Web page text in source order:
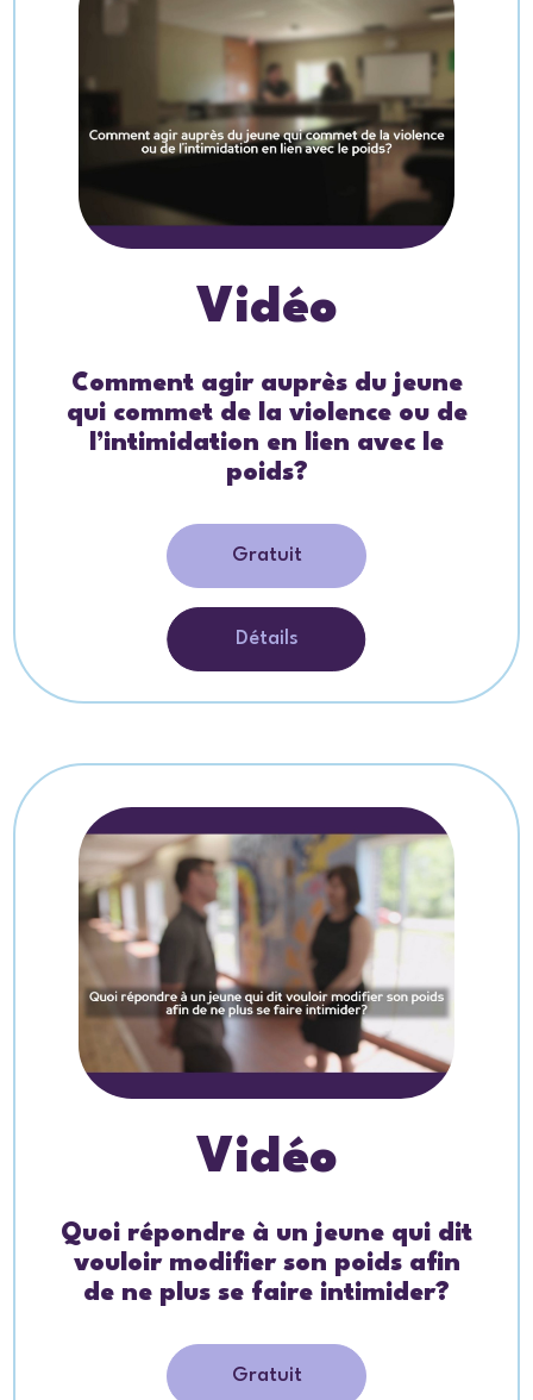
Vidéo
Comment agir auprès du jeune
qui commet de la violence ou de
l’intimidation en lien avec le
poids?
Gratuit
Détails
Vidéo
Quoi répondre à un jeune qui dit
vouloir modifier son poids afin
de ne plus se faire intimider?
Gratuit